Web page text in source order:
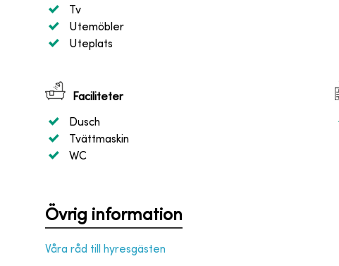
Tv
Utemöbler
Uteplats
Faciliteter
Dusch
Tvättmaskin
WC
Övrig information
Våra råd till hyresgästen